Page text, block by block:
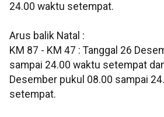
24.00 waktu setempat.
Arus balik Natal :
KM 87 - KM 47 : Tanggal 26
sampai 24.00 waktu setempat
Desember pukul 08.00 sampai
setempat.